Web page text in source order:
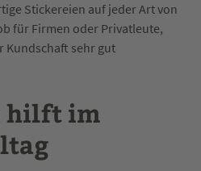
Stickereien auf jeder Art von
für Firmen oder Privatleute,
Kundschaft sehr gut
hilft im